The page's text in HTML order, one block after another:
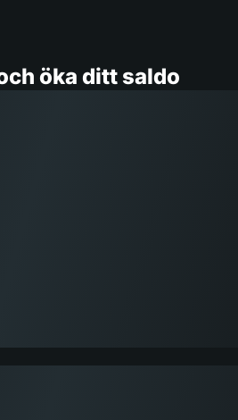
öka ditt saldo